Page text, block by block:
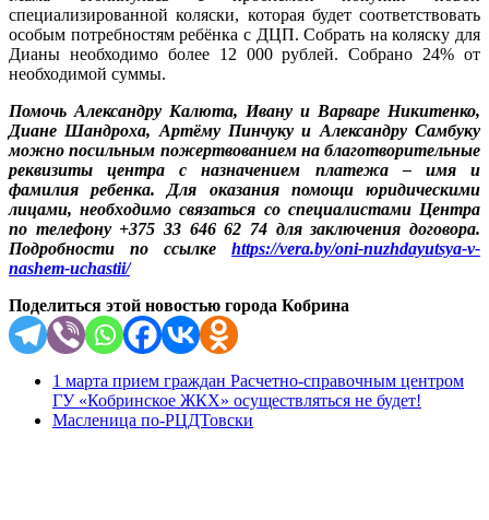
специализированной коляски, которая будет соответствовать
особым потребностям ребёнка с ДЦП. Собрать на коляску для
Дианы необходимо более 12 000 рублей. Собрано 24% от
необходимой суммы.
Помочь Александру Калюта, Ивану и Варваре Никитенко,
Диане Шандроха, Артёму Пинчуку и Александру Самбуку
можно посильным пожертвованием на благотворительные
реквизиты центра с назначением платежа – имя и
фамилия ребенка. Для оказания помощи юридическими
лицами, необходимо связаться со специалистами Центра
по телефону +375 33 646 62 74 для заключения договора.
Подробности по ссылке https://vera.by/oni-nuzhdayutsya-v-
nashem-uchastii/
Поделиться этой новостью города Кобрина
1 марта прием граждан Расчетно-справочным центром
ГУ «Кобринское ЖКХ» осуществляться не будет!
Масленица по-РЦДТовски